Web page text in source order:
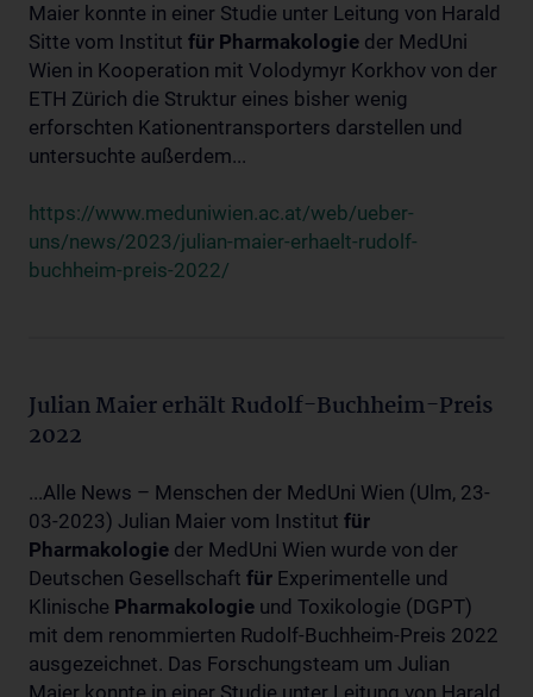
Maier konnte in einer Studie unter Leitung von Harald
Sitte vom Institut für Pharmakologie der MedUni
Wien in Kooperation mit Volodymyr Korkhov von der
ETH Zürich die Struktur eines bisher wenig
erforschten Kationentransporters darstellen und
untersuchte außerdem...
https://www.meduniwien.ac.at/web/ueber-
uns/news/2023/julian-maier-erhaelt-rudolf-
buchheim-preis-2022/
Julian Maier erhält Rudolf-Buchheim-Preis
2022
...Alle News – Menschen der MedUni Wien (Ulm, 23-
03-2023) Julian Maier vom Institut für
Pharmakologie der MedUni Wien wurde von der
Deutschen Gesellschaft für Experimentelle und
Klinische Pharmakologie und Toxikologie (DGPT)
mit dem renommierten Rudolf-Buchheim-Preis 2022
ausgezeichnet. Das Forschungsteam um Julian
Maier konnte in einer Studie unter Leitung von Harald